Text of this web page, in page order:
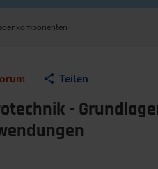
Teilen
-